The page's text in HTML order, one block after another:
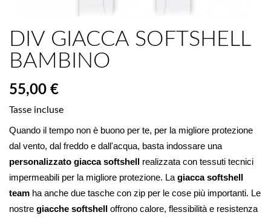
DIV GIACCA SOFTSHELL
BAMBINO
55,00 €
Tasse incluse
Quando il tempo non è buono per te, per la migliore protezione
dal vento, dal freddo e dall'acqua, basta indossare una
personalizzato giacca softshell
realizzata con tessuti tecnici
impermeabili per la migliore protezione. La giacca softshell
team ha anche due tasche con zip per le cose più importanti. Le
nostre giacche softshell
offrono calore, flessibilità e resistenza